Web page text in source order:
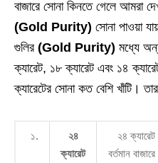
বাজারে সোনা কিনতে গেলে আমরা
(Gold Purity) সোনা পাওয়া
গুলির (Gold Purity) মধ্যে
ক্যারেট, ১৮ ক্যারেট এবং ১৪
ক্যারেটের সোনা কত বেশি খাঁটি।
১.
২৪
ক্যারেট
২৪
বর্তমান